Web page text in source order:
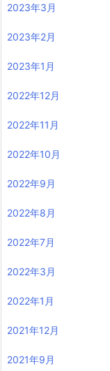
2023年3月
2023年2月
2023年1月
2022年12月
2022年11月
2022年10月
2022年9月
2022年8月
2022年7月
2022年3月
2022年1月
2021年12月
2021年9月